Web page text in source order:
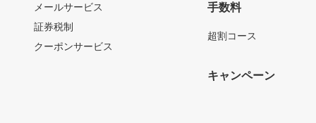
メールサービス
証券税制
クーポンサービス
手数料
超割コース
キャンペーン